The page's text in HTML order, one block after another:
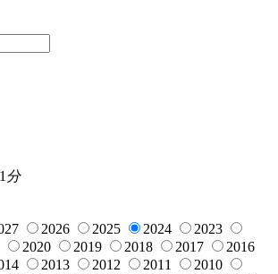
分
2026 2025 2024
2023
2020 2019 2018 2017
2016
2013 2012 2011
2010